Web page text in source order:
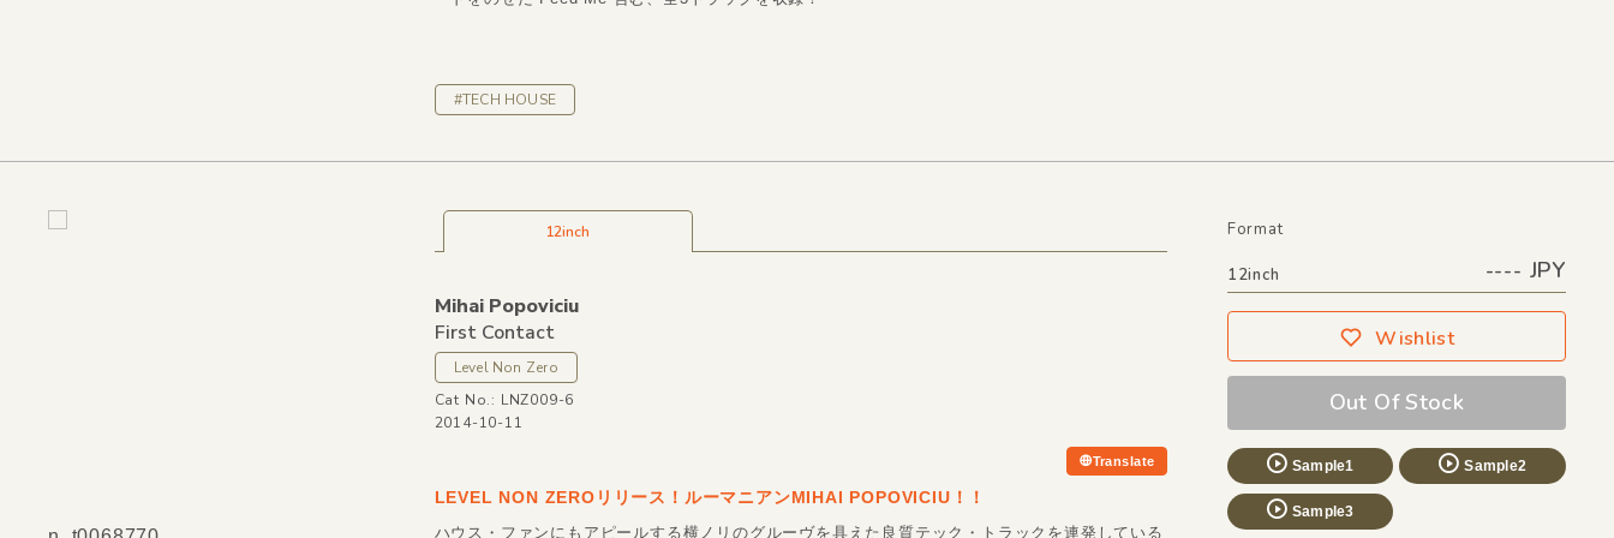
#TECH HOUSE
12inch
Mihai Popoviciu
First Contact
Level Non Zero
Cat No.: LNZ009-6
2014-10-11
Translate
Format
12inch ---- JPY
Wishlist
Out Of Stock
Sample1 Sample2
Sample3
LEVEL NON ZEROリリース！ルーマニアンMIHAI POPOVICIU！！
ハウス・ファンにもアピールする横ノリのグルーヴを具えた良質テック・トラックを連発している